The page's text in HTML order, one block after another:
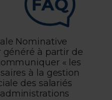
Nominative
généré à partir de
« les
à la gestion
des salariés